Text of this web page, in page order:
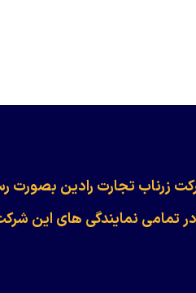
زرناب تجارت رادین بصورت
تمامی نمایندگی های این